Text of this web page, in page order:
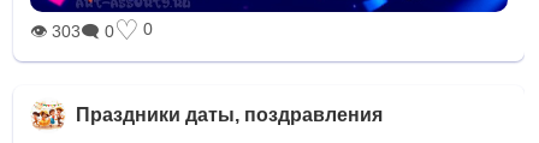
👁 303🗨 0♡ 0
Праздники даты, поздравления